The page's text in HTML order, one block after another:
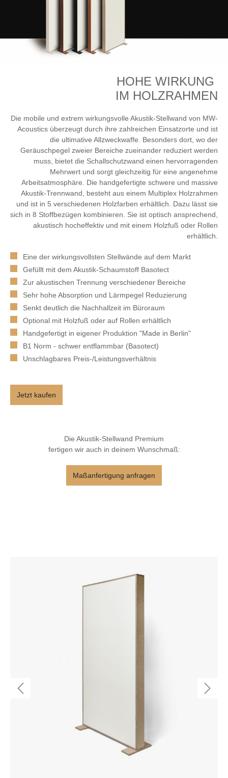
HOHE WIRKUNG
IM HOLZRAHMEN
Die mobile und extrem wirkungsvolle Akustik-Stellwand von MW-
Acoustics überzeugt durch ihre zahlreichen Einsatzorte und ist
die ultimative Allzweckwaffe. Besonders dort, wo der
Geräuschpegel zweier Bereiche zueinander reduziert werden
muss, bietet die Schallschutzwand einen hervorragenden
Mehrwert und sorgt gleichzeitig für eine angenehme
Arbeitsatmosphäre. Die handgefertigte schwere und massive
Akustik-Trennwand, besteht aus einem Multiplex Holzrahmen
und ist in 5 verschiedenen Holzfarben erhältlich. Dazu lässt sie
sich in 8 Stoffbezügen kombinieren. Sie ist optisch ansprechend,
akustisch hocheffektiv und mit einem Holzfuß oder Rollen
erhältlich.
Eine der wirkungsvollsten Stellwände auf dem Markt
Gefüllt mit dem Akustik-Schaumstoff Basotect
Zur akustischen Trennung verschiedener Bereiche
Sehr hohe Absorption und Lärmpegel Reduzierung
Senkt deutlich die Nachhallzeit im Büroraum
Optional mit Holzfuß oder auf Rollen erhältlich
Handgefertigt in eigener Produktion "Made in Berlin"
B1 Norm - schwer entflammbar (Basotect)
Unschlagbares Preis-/Leistungsverhältnis
Jetzt kaufen
Die Akustik-Stellwand Premium
fertigen wir auch in deinem Wunschmaß:
Maßanfertigung anfragen